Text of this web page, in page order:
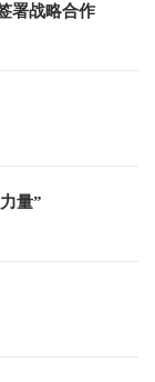
署战略合作
量”